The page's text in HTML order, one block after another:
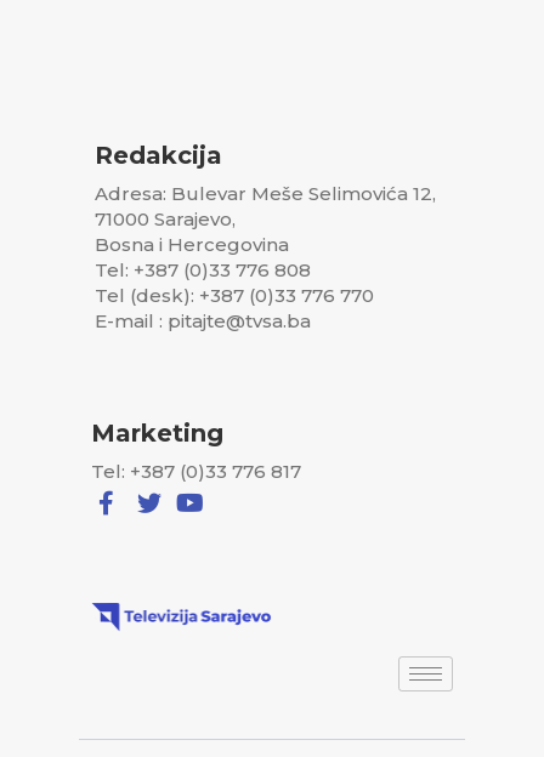
Redakcija
Adresa: Bulevar Meše Selimovića 12,
71000 Sarajevo,
Bosna i Hercegovina
Tel: +387 (0)33 776 808
Tel (desk): +387 (0)33 776 770
E-mail : pitajte@tvsa.ba
Marketing
Tel: +387 (0)33 776 817